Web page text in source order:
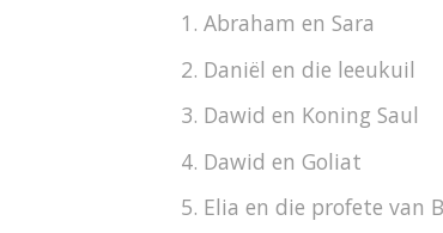
Abraham en Sara
Daniël en die leeukuil
Dawid en Koning Saul
Dawid en Goliat
Elia en die profete van